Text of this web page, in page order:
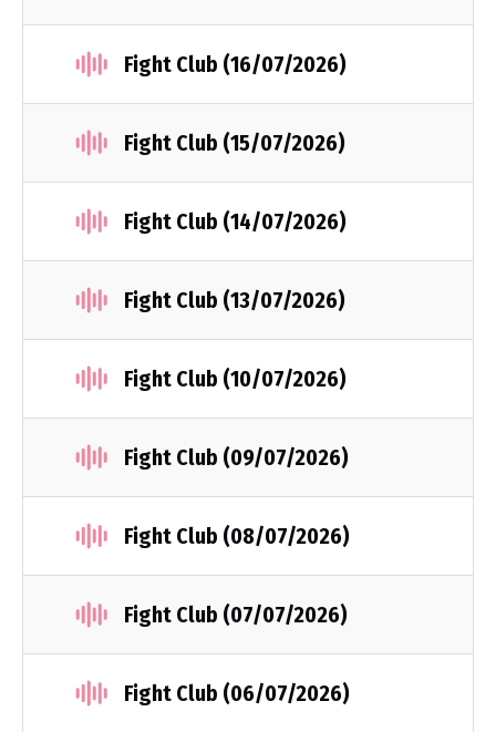
Fight Club (16/07/2026)
Fight Club (15/07/2026)
Fight Club (14/07/2026)
Fight Club (13/07/2026)
Fight Club (10/07/2026)
Fight Club (09/07/2026)
Fight Club (08/07/2026)
Fight Club (07/07/2026)
Fight Club (06/07/2026)